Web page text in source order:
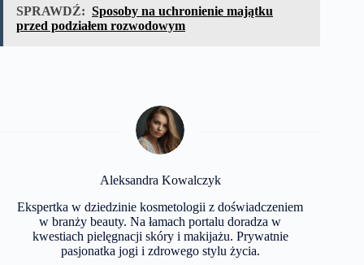
SPRAWDŹ: Sposoby na uchronienie majątku
przed podziałem rozwodowym
Aleksandra Kowalczyk
Ekspertka w dziedzinie kosmetologii z doświadczeniem
w branży beauty. Na łamach portalu doradza w
kwestiach pielęgnacji skóry i makijażu. Prywatnie
pasjonatka jogi i zdrowego stylu życia.